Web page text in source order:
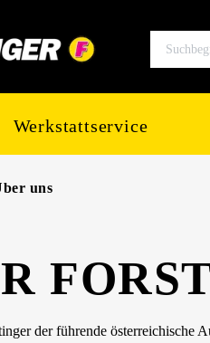
Werkstattservice
uns
der führende österreichische